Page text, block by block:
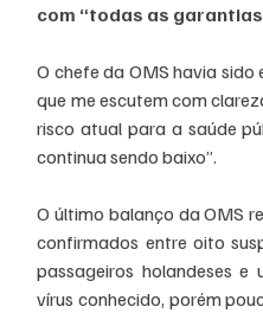
com “todas as
O chefe da OMS havia
que me escutem com
risco atual para a saúde
continua sendo baixo”.
O último balanço da OMS
confirmados entre oito
passageiros holandeses
vírus conhecido, porém